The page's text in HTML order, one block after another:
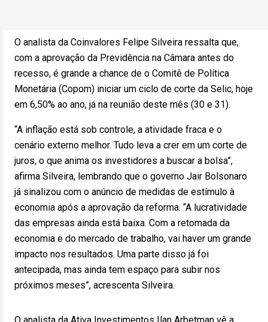
O analista da Coinvalores Felipe Silveira ressalta que,
com a aprovação da Previdência na Câmara antes do
recesso, é grande a chance de o Comitê de Política
Monetária (Copom) iniciar um ciclo de corte da Selic, hoje
em 6,50% ao ano, já na reunião deste mês (30 e 31).
“A inflação está sob controle, a atividade fraca e o
cenário externo melhor. Tudo leva a crer em um corte de
juros, o que anima os investidores a buscar a bolsa”,
afirma Silveira, lembrando que o governo Jair Bolsonaro
já sinalizou com o anúncio de medidas de estímulo à
economia após a aprovação da reforma. “A lucratividade
das empresas ainda está baixa. Com a retomada da
economia e do mercado de trabalho, vai haver um grande
impacto nos resultados. Uma parte disso já foi
antecipada, mas ainda tem espaço para subir nos
próximos meses”, acrescenta Silveira.